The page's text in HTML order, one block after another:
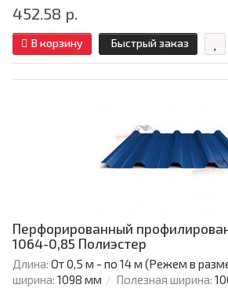
452.58 р.
В корзину Быстрый заказ
Перфорированный
1064-0,85 Полиэстер
Длина: От 0,5 м - по 14 м (Режем в
ширина: 1098 мм Полезная ширина: